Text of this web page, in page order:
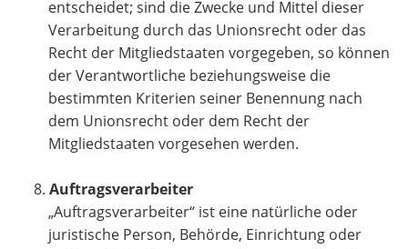
entscheidet; sind die Zwecke und Mittel dieser
Verarbeitung durch das Unionsrecht oder das
Recht der Mitgliedstaaten vorgegeben, so können
der Verantwortliche beziehungsweise die
bestimmten Kriterien seiner Benennung nach
dem Unionsrecht oder dem Recht der
Mitgliedstaaten vorgesehen werden.
Auftragsverarbeiter
„Auftragsverarbeiter“ ist eine natürliche oder
juristische Person, Behörde, Einrichtung oder